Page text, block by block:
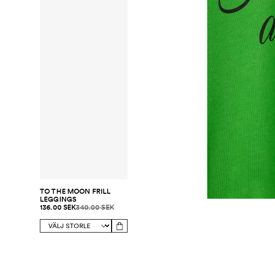
TO THE MOON FRILL
LEGGINGS
136.00 SEK340.00 SEK